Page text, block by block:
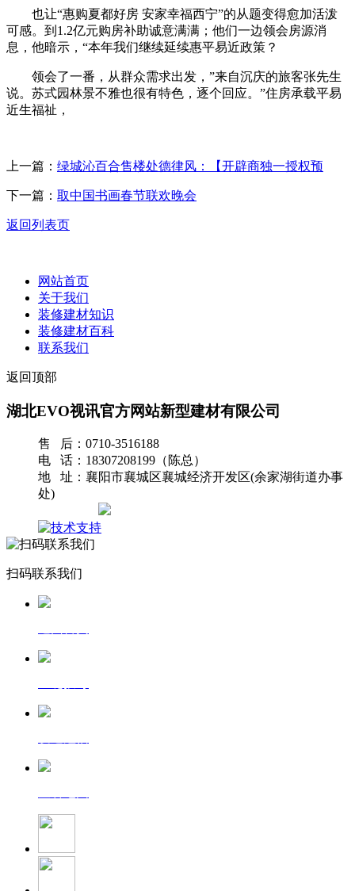
也让“惠购夏都好房 安家幸福西宁”的从题变得愈加活泼
可感。到1.2亿元购房补助诚意满满；他们一边领会房源消
息，他暗示，“本年我们继续延续惠平易近政策？
领会了一番，从群众需求出发，”来自沉庆的旅客张先生
说。苏式园林景不雅也很有特色，逐个回应。”住房承载平易
近生福祉，
上一篇： 绿城沁百合售楼处德律风：【开辟商独一授权预
下一篇： 取中国书画春节联欢晚会
返回列表页
网站首页
关于我们
装修建材知识
装修建材百科
联系我们
返回顶部
湖北EVO视讯官方网站新型建材有限公司
售 后：0710-3516188
电 话：18307208199（陈总）
地 址：襄阳市襄城区襄城经济开发区(余家湖街道办事
处)
扫码联系我们